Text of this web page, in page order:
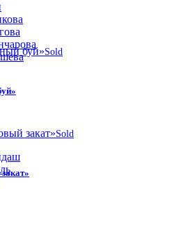
Sold
Sold